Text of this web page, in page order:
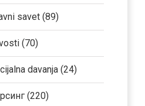
savet (89)
(70)
davanja (24)
(220)